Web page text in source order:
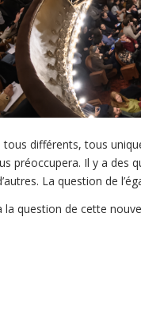
différents, tous
préoccupera. Il y a des
La question de
question de cette